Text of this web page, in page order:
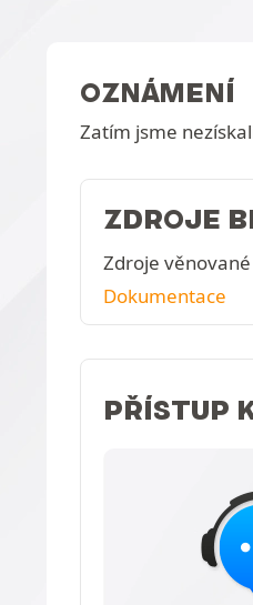
OZNÁMENÍ
Zatím jsme
ZDROJE
Zdroje
Dokumentace
PŘÍSTUP